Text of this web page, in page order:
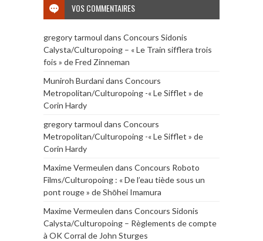
VOS COMMENTAIRES
gregory tarmoul dans Concours Sidonis
Calysta/Culturopoing – « Le Train sifflera trois
fois » de Fred Zinneman
Muniroh Burdanidans Concours
Metropolitan/Culturopoing -« Le Sifflet » de
Corin Hardy
gregory tarmoul dans Concours
Metropolitan/Culturopoing -« Le Sifflet » de
Corin Hardy
Maxime Vermeulen dans Concours Roboto
Films/Culturopoing : « De l’eau tiède sous un
pont rouge » de Shōhei Imamura
Maxime Vermeulen dans Concours Sidonis
Calysta/Culturopoing – Règlements de compte
à OK Corral de John Sturges